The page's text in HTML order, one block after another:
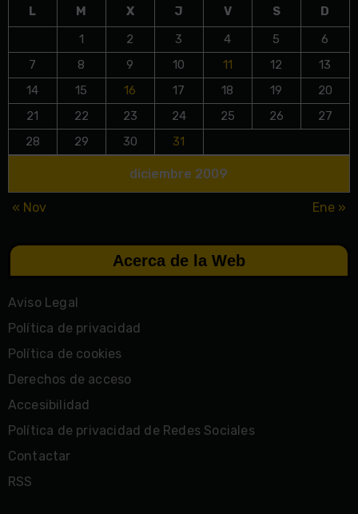
diciembre 2009
L M X J V S
D
1
2 3 4 5
6
7
8 9 10 11 12
13
14
15 16 17 18 19
20
21
22 23 24 25 26
27
28
29 30 31
« Nov Ene »
Acerca de la Web
Aviso Legal
Política de privacidad
Política de cookies
Derechos de acceso
Accesibilidad
Política de privacidad de Redes Sociales
Contactar
RSS